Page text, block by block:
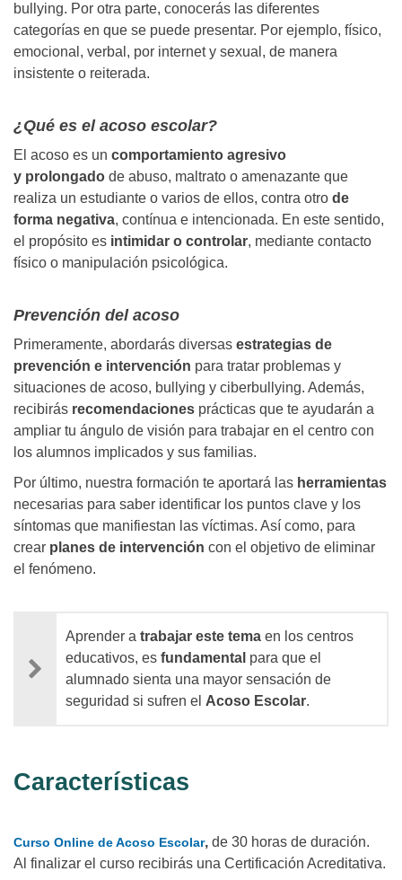
bullying. Por otra parte, conocerás las diferentes
categorías en que se puede presentar. Por ejemplo, físico,
emocional, verbal, por internet y sexual, de manera
insistente o reiterada.
¿Qué es el acoso escolar?
El acoso es un comportamiento agresivo
y prolongado de abuso, maltrato o amenazante que
realiza un estudiante o varios de ellos, contra otro de
forma negativa, contínua e intencionada. En este sentido,
el propósito es intimidar o controlar, mediante contacto
físico o manipulación psicológica.
Prevención del acoso
Primeramente, abordarás diversas estrategias de
prevención e intervención para tratar problemas y
situaciones de acoso, bullying y ciberbullying. Además,
recibirás recomendaciones prácticas que te ayudarán a
ampliar tu ángulo de visión para trabajar en el centro con
los alumnos implicados y sus familias.
Por último, nuestra formación te aportará las herramientas
necesarias para saber identificar los puntos clave y los
síntomas que manifiestan las víctimas. Así como, para
crear planes de intervención con el objetivo de eliminar
el fenómeno.
Aprender a trabajar este tema en los centros
educativos, es fundamental para que el
alumnado sienta una mayor sensación de
seguridad si sufren el Acoso Escolar.
Características
Curso Online de Acoso Escolar, de 30 horas de duración.
Al finalizar el curso recibirás una Certificación Acreditativa.